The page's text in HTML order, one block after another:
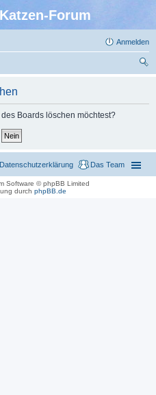
Forum
Anmelden
Boards löschen möchtest?
Das Team
Datenschutzerklärung
Software © phpBB Limited
durch phpBB.de